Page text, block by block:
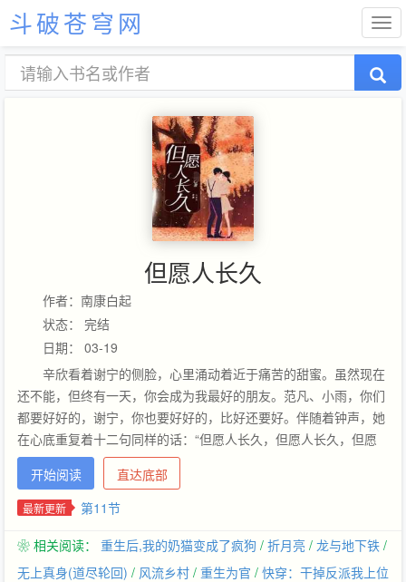
斗破苍穹网
但愿人长久
作者：南康白起
状态： 完结
日期： 03-19
辛欣看着谢宁的侧脸，心里涌动着近于痛苦的甜蜜。虽然现在
还不能，但终有一天，你会成为我最好的朋友。范凡、小雨，你们
都要好好的，谢宁，你也要好好的，比好还要好。伴随着钟声，她
在心底重复着十二句同样的话：“但愿人长久，但愿人长久，但愿
人长久……” 但愿人长久……南康大人，愿来世安稳
开始阅读 直达底部
最新更新 第11节
❀ 相关阅读： 重生后,我的奶猫变成了疯狗 / 折月亮 / 龙与地下铁 /
无上真身(道尽轮回) / 风流乡村 / 重生为官 / 快穿：干掉反派我上位